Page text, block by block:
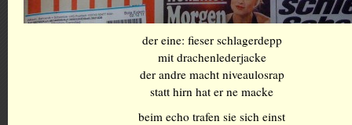
der eine: fieser schlagerdepp
mit drachenlederjacke
der andre macht niveaulosrap
statt hirn hat er ne macke
beim echo trafen sie sich einst